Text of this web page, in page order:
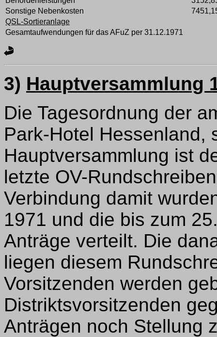
Sonstige Nebenkosten
QSL-Sortieranlage
Gesamtaufwendungen für das AFuZ per 31.12.1971
3) Hauptversammlung
Die Tagesordnung der
Park-Hotel Hessenland,
Hauptversammlung ist
letzte OV-
Verbindung damit
1971 und die bis zum
Anträge verteilt. Die
liegen diesem
Vorsitzenden werden
Distriktsvorsitzenden
Anträgen noch Stellung